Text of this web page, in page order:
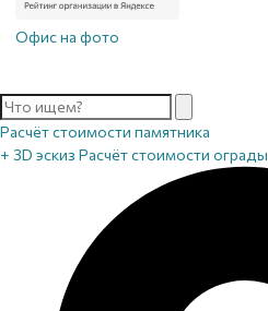
Офис на фото
Расчёт стоимости памятника
+ 3D эскиз Расчёт стоимости ограды